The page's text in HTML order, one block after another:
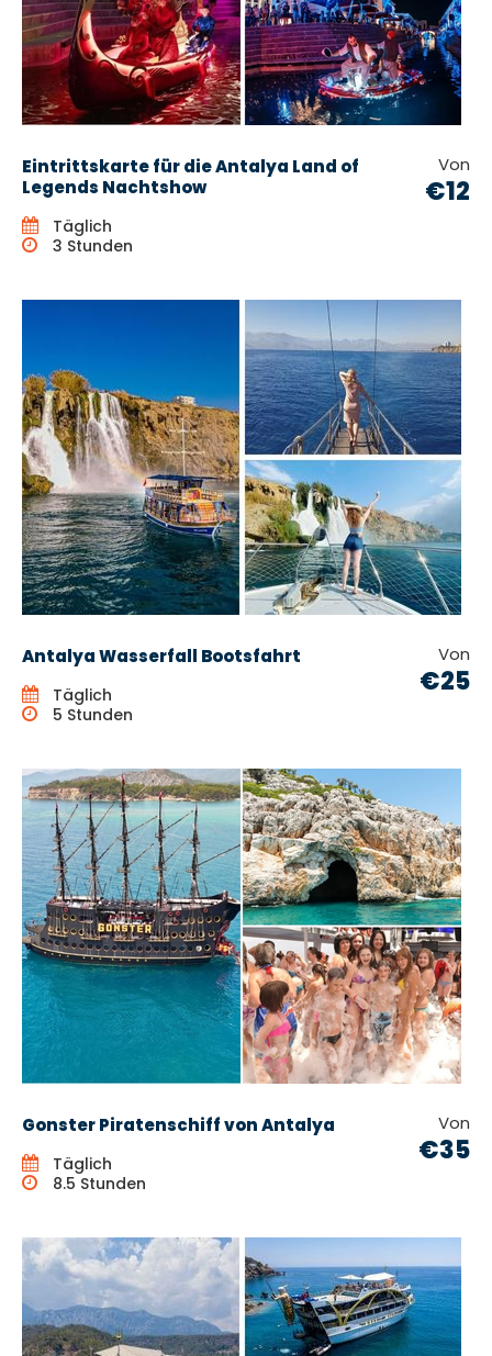
Eintrittskarte für die Antalya Land of
Legends Nachtshow
Von
€12
Täglich
3 Stunden
Antalya Wasserfall Bootsfahrt Von
€25
Täglich
5 Stunden
Gonster Piratenschiff von Antalya Von
€35
Täglich
8.5 Stunden